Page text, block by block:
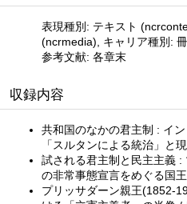
表現種別: テキスト
(ncrmedia), キャリア種別:
参考文献: 各章末
収録内容
共和国のなかの君主制 : イ
「スルタンによる統治」と
試される君主制と民主主義
の非常事態宣言をめぐる国
プリッサダーン親王(1852-